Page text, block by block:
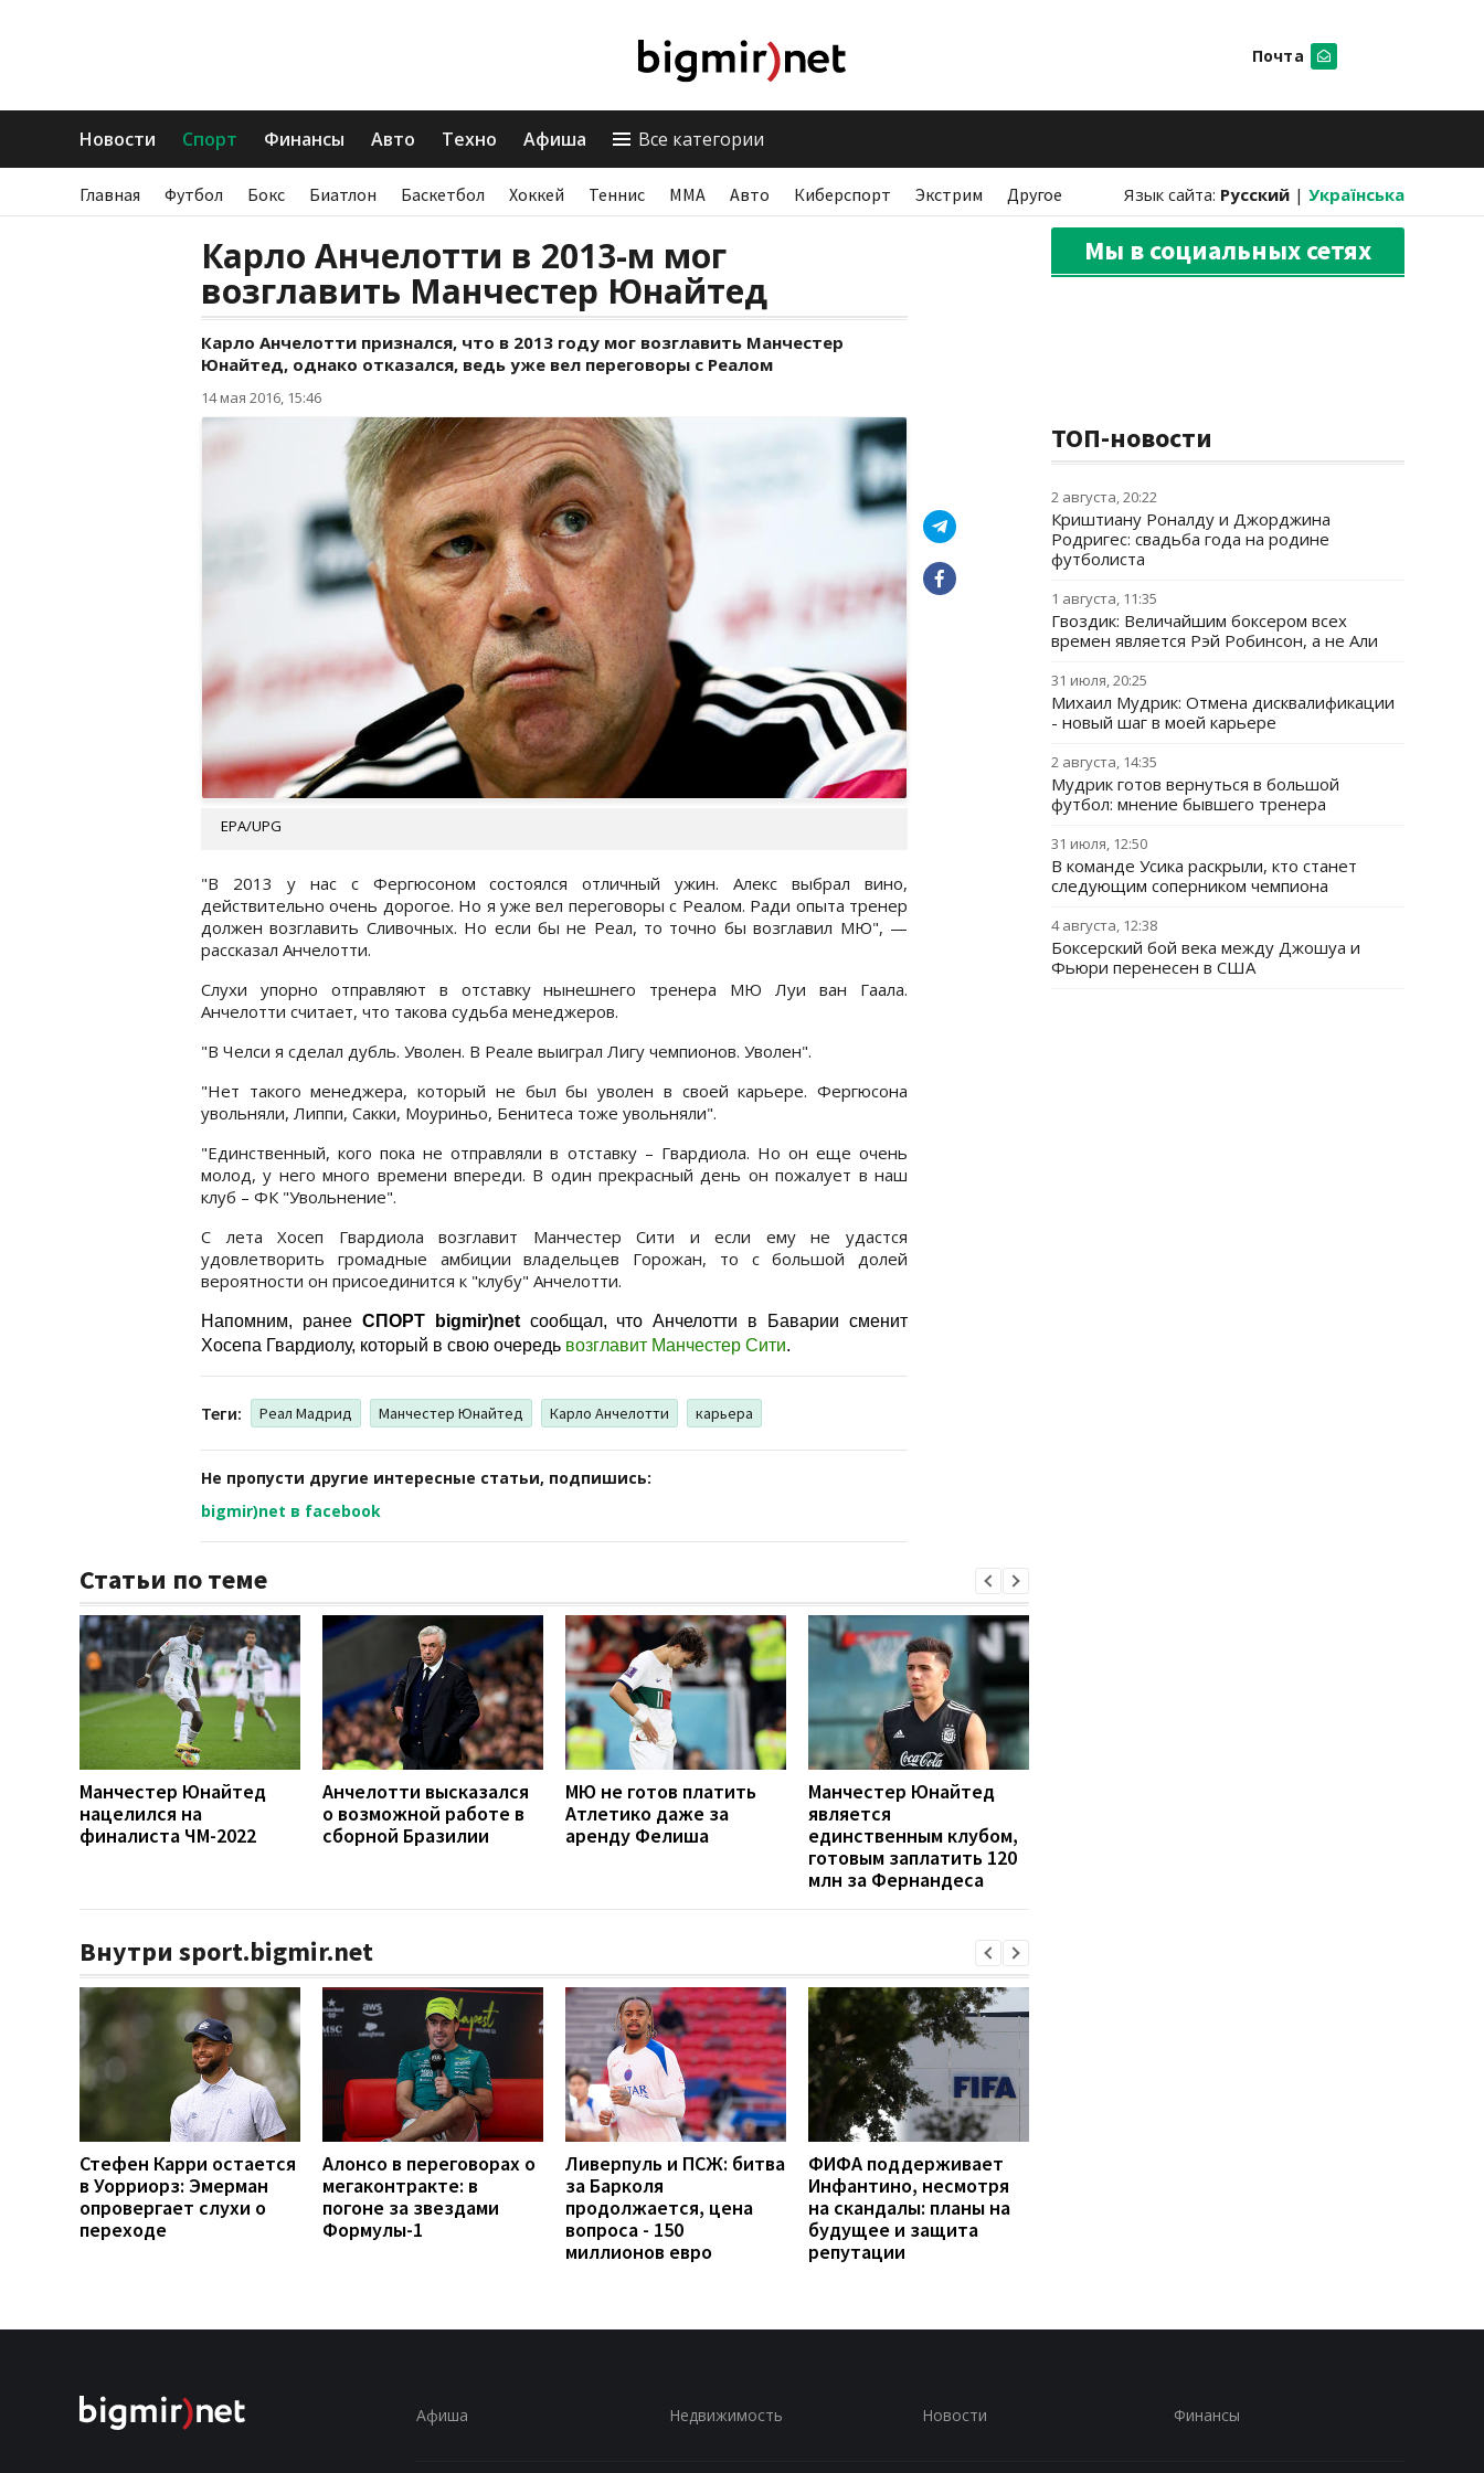
Почта
Новости Спорт Финансы Авто Техно Афиша Все категории
Главная Футбол Бокс Биатлон Баскетбол Хоккей Теннис ММА Авто Киберспорт Экстрим Другое Язык сайта: Русский | Українська
Карло Анчелотти в 2013-м мог
возглавить Манчестер Юнайтед
Карло Анчелотти признался, что в 2013 году мог возглавить Манчестер
Юнайтед, однако отказался, ведь уже вел переговоры с Реалом
14 мая 2016, 15:46
EPA/UPG
"В 2013 у нас с Фергюсоном состоялся отличный ужин. Алекс выбрал вино,
действительно очень дорогое. Но я уже вел переговоры с Реалом. Ради опыта тренер
должен возглавить Сливочных. Но если бы не Реал, то точно бы возглавил МЮ", —
рассказал Анчелотти.
Слухи упорно отправляют в отставку нынешнего тренера МЮ Луи ван Гаала.
Анчелотти считает, что такова судьба менеджеров.
"В Челси я сделал дубль. Уволен. В Реале выиграл Лигу чемпионов. Уволен".
"Нет такого менеджера, который не был бы уволен в своей карьере. Фергюсона
увольняли, Липпи, Сакки, Моуриньо, Бенитеса тоже увольняли".
"Единственный, кого пока не отправляли в отставку – Гвардиола. Но он еще очень
молод, у него много времени впереди. В один прекрасный день он пожалует в наш
клуб – ФК "Увольнение".
С лета Хосеп Гвардиола возглавит Манчестер Сити и если ему не удастся
удовлетворить громадные амбиции владельцев Горожан, то с большой долей
вероятности он присоединится к "клубу" Анчелотти.
Напомним, ранее СПОРТ bigmir)netсообщал, что Анчелотти в Баварии сменит
Хосепа Гвардиолу, который в свою очередь возглавит Манчестер Сити.
Теги: Реал Мадрид Манчестер Юнайтед Карло Анчелотти карьера
Не пропусти другие интересные статьи, подпишись:
bigmir)net в facebook
Статьи по теме
Манчестер Юнайтед
нацелился на
финалиста ЧМ-2022
Анчелотти высказался
о возможной работе в
сборной Бразилии
МЮ не готов платить
Атлетико даже за
аренду Фелиша
Манчестер Юнайтед
является
единственным клубом,
готовым заплатить 120
млн за Фернандеса
Внутри sport.bigmir.net
Стефен Карри остается
в Уорриорз: Эмерман
опровергает слухи о
переходе
Алонсо в переговорах о
мегаконтракте: в
погоне за звездами
Формулы-1
Ливерпуль и ПСЖ: битва
за Барколя
продолжается, цена
вопроса - 150
миллионов евро
ФИФА поддерживает
Инфантино, несмотря
на скандалы: планы на
будущее и защита
репутации
Мы в социальных сетях
ТОП-новости
2 августа, 20:22
Криштиану Роналду и Джорджина
Родригес: свадьба года на родине
футболиста
1 августа, 11:35
Гвоздик: Величайшим боксером всех
времен является Рэй Робинсон, а не Али
31 июля, 20:25
Михаил Мудрик: Отмена дисквалификации
- новый шаг в моей карьере
2 августа, 14:35
Мудрик готов вернуться в большой
футбол: мнение бывшего тренера
31 июля, 12:50
В команде Усика раскрыли, кто станет
следующим соперником чемпиона
4 августа, 12:38
Боксерский бой века между Джошуа и
Фьюри перенесен в США
Афиша Недвижимость Новости Финансы